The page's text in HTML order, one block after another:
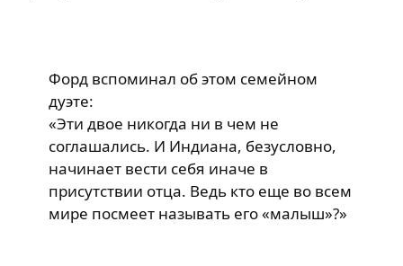
Форд вспоминал об этом семейном
дуэте:
«Эти двое никогда ни в чем не
соглашались. И Индиана, безусловно,
начинает вести себя иначе в
присутствии отца. Ведь кто еще во всем
мире посмеет называть его «малыш»?»